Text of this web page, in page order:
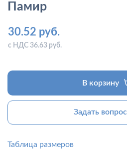
Памир
30.52 руб.
с НДС 36.63 руб.
В корзину
Задать вопрос
Таблица размеров